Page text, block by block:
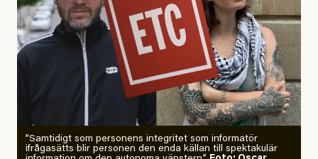
”Samtidigt som personens integritet som informatör
ifrågasätts blir personen den enda källan till spektakulär